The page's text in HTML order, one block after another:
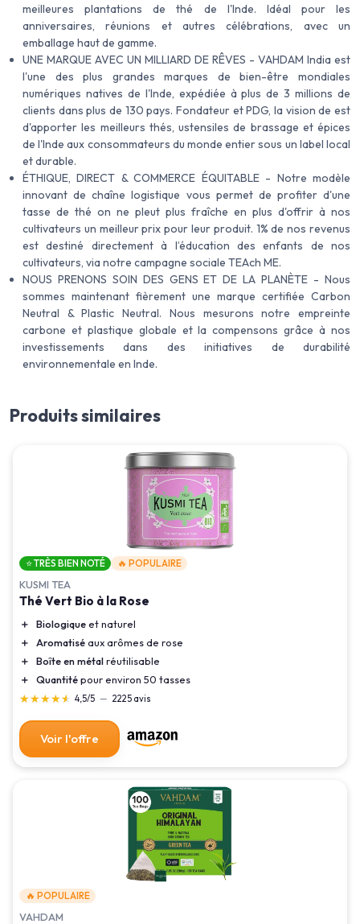
meilleures plantations de thé de l'Inde. Idéal pour les
anniversaires, réunions et autres célébrations, avec un
emballage haut de gamme.
UNE MARQUE AVEC UN MILLIARD DE RÊVES - VAHDAM India est
l'une des plus grandes marques de bien-être mondiales
numériques natives de l'Inde, expédiée à plus de 3 millions de
clients dans plus de 130 pays. Fondateur et PDG, la vision de est
d'apporter les meilleurs thés, ustensiles de brassage et épices
de l'Inde aux consommateurs du monde entier sous un label local
et durable.
ÉTHIQUE, DIRECT & COMMERCE ÉQUITABLE - Notre modèle
innovant de chaîne logistique vous permet de profiter d'une
tasse de thé on ne pleut plus fraîche en plus d'offrir à nos
cultivateurs un meilleur prix pour leur produit. 1% de nos revenus
est destiné directement à l’éducation des enfants de nos
cultivateurs, via notre campagne sociale TEAch ME.
NOUS PRENONS SOIN DES GENS ET DE LA PLANÈTE - Nous
sommes maintenant fièrement une marque certifiée Carbon
Neutral & Plastic Neutral. Nous mesurons notre empreinte
carbone et plastique globale et la compensons grâce à nos
investissements dans des initiatives de durabilité
environnementale en Inde.
Produits similaires
⭐ TRÈS BIEN NOTÉ 🔥 POPULAIRE
KUSMI TEA
Thé Vert Bio à la Rose
＋ Biologiqueet naturel
＋
Aromatiséaux arômes de rose
＋
Boîte en métalréutilisable
＋
Quantitépour environ 50 tasses
★★★★★
★★★★★ 4,5/5 — 2225 avis
Voir l'offre
🔥 POPULAIRE
VAHDAM